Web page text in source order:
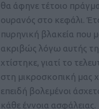
θα άφηνε τέτοιο
ουρανός στο κεφάλι.
πυρηνική βλακεία που
ακριβώς λόγω αυτής
χτίστηκε, γιατί το
στη μικροσκοπική μας
επειδή βολεμένοι
κάθε έννοια ασφάλειας.